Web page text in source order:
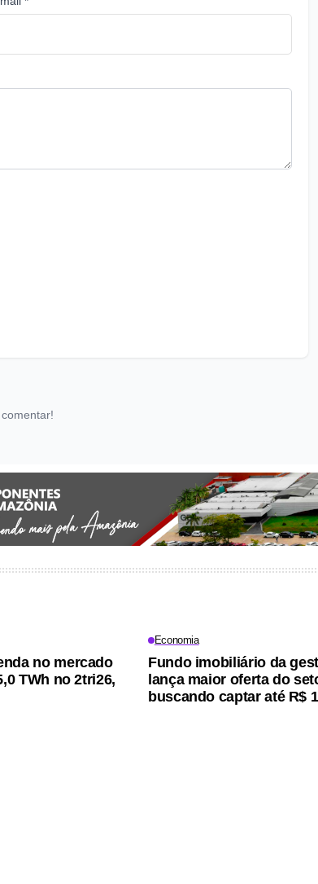
no mercado
TWh no 2tri26,
Economia
Fundo imobiliário da
lança maior oferta do
buscando captar até R$